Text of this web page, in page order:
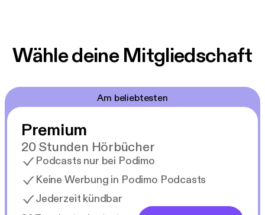
Wähle deine Mitgliedschaft
Am beliebtesten
Premium
20 Stunden Hörbücher
Podcasts nur bei Podimo
Keine Werbung in Podimo Podcasts
Jederzeit kündbar